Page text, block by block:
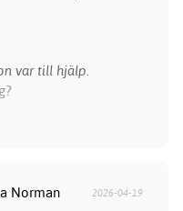
var till hjälp.
Norman 2026-04-19